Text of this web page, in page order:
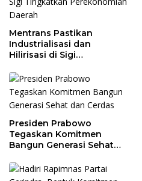
Mentrans Pastikan
Industrialisasi dan
Hilirisasi di Sigi
Perekonomian Daerah
Presiden Prabowo
Tegaskan Komitmen
Bangun Generasi Sehat